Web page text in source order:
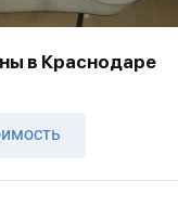
в Краснодаре